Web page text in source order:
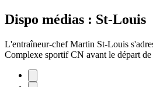
Dispo médias : St-Louis
L'entraîneur-chef Martin St-Louis
Complexe sportif CN avant le départ